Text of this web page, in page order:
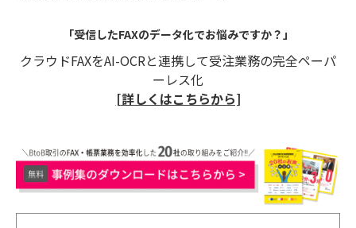
「受信したFAXのデータ化でお悩みですか？」
クラウドFAXをAI-OCRと連携して受注業務の完全ペーパ
ーレス化
[詳しくはこちらから]